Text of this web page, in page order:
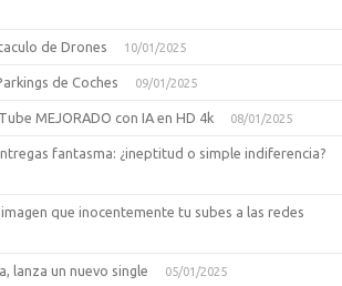
de Drones 10/01/2025
de Coches 09/01/2025
MEJORADO con IA en HD 4k 08/01/2025
fantasma: ¿ineptitud o simple indiferencia?
que inocentemente tu subes a las redes
lanza un nuevo single 05/01/2025